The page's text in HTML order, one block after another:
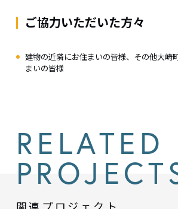
ご協力いただいた方々
建物の近隣にお住まいの皆様、その他大崎
まいの皆様
RELATED